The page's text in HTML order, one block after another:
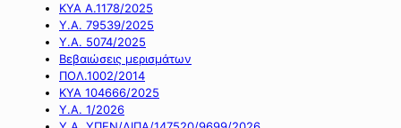
ΚΥΑ Α.1178/2025
Υ.Α. 79539/2025
Υ.Α. 5074/2025
Βεβαιώσεις μερισμάτων
ΠΟΛ.1002/2014
ΚΥΑ 104666/2025
Υ.Α. 1/2026